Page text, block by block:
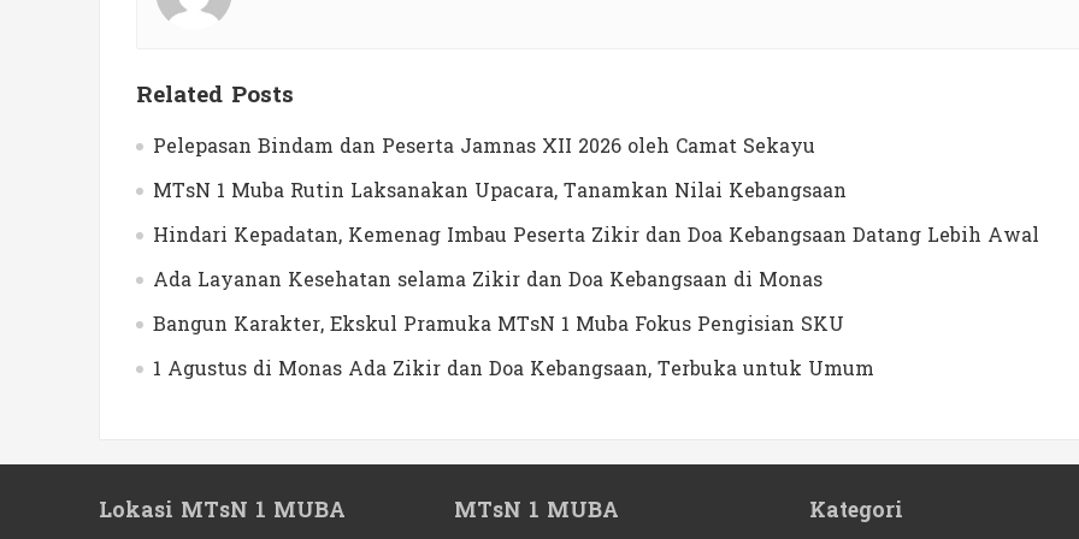
Related Posts
Pelepasan Bindam dan Peserta Jamnas XII 2026 oleh Camat Sekayu
MTsN 1 Muba Rutin Laksanakan Upacara, Tanamkan Nilai Kebangsaan
Hindari Kepadatan, Kemenag Imbau Peserta Zikir dan Doa Kebangsaan Datang Lebih Awal
Ada Layanan Kesehatan selama Zikir dan Doa Kebangsaan di Monas
Bangun Karakter, Ekskul Pramuka MTsN 1 Muba Fokus Pengisian SKU
1 Agustus di Monas Ada Zikir dan Doa Kebangsaan, Terbuka untuk Umum
Lokasi MTsN 1 MUBA MTsN 1 MUBA Kategori